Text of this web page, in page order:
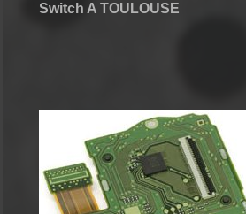
Switch A TOULOUSE